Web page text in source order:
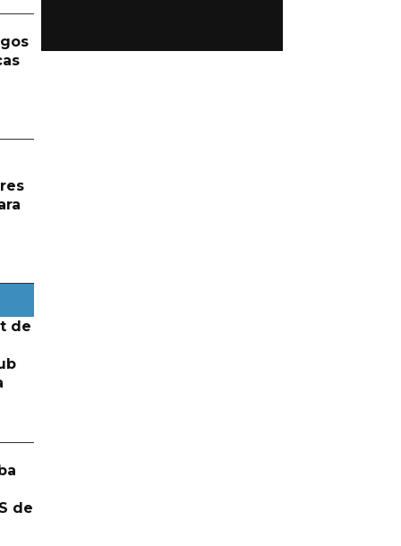
de
de